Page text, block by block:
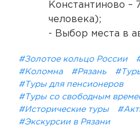
Константиново –
человека);
- Выбор места в
#Золотое кольцо России
#Коломна
#Рязань
#Туры для пенсионеров
#Туры со свободным
#Исторические туры
#Экскурсии в Рязани